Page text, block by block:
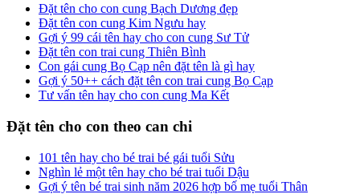
Đặt tên cho con cung Bạch Dương đẹp
Đặt tên con cung Kim Ngưu hay
Gợi ý 99 cái tên hay cho con cung Sư Tử
Đặt tên con trai cung Thiên Bình
Con gái cung Bọ Cạp nên đặt tên là gì hay
Gợi ý 50++ cách đặt tên con trai cung Bọ Cạp
Tư vấn tên hay cho con cung Ma Kết
Đặt tên cho con theo can chi
101 tên hay cho bé trai bé gái tuổi Sửu
Nghìn lẻ một tên hay cho bé trai tuổi Dậu
Gợi ý tên bé trai sinh năm 2026 hợp bố mẹ tuổi Thân